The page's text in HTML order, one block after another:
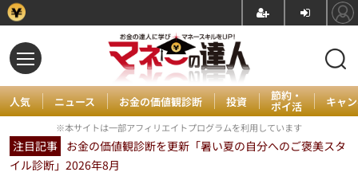
人気 ニュース お金の価値観診断 投資 節約・
ポイ活 キャ
※本サイトは一部アフィリエイトプログラムを利用しています
注目記事 お金の価値観診断を更新「暑い夏の自分へのご褒美スタ
イル診断」2026年8月